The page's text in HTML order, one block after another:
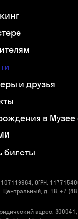
и друзья
в Музее
билеты
ОГРН:
Центральный, д. 18, +7
адрес: 300041,